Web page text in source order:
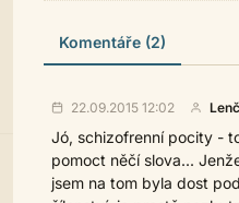
Komentáře (2)
22.09.2015 12:02
Jó, schizofrenní pocity -
pomoct něčí slova...
jsem na tom byla dost